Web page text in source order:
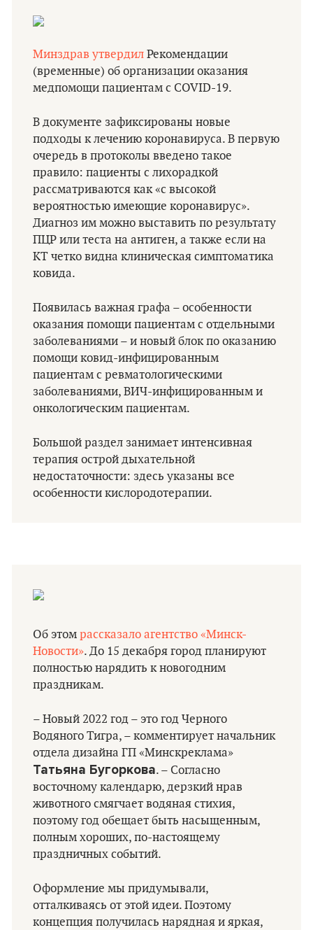
Минздрав утвердил Рекомендации
(временные) об организации оказания
медпомощи пациентам с COVID-19.
В документе зафиксированы новые
подходы к лечению коронавируса. В первую
очередь в протоколы введено такое
правило: пациенты с лихорадкой
рассматриваются как «с высокой
вероятностью имеющие коронавирус».
Диагноз им можно выставить по результату
ПЦР или теста на антиген, а также если на
КТ четко видна клиническая симптоматика
ковида.
Появилась важная графа – особенности
оказания помощи пациентам с отдельными
заболеваниями – и новый блок по оказанию
помощи ковид-инфицированным
пациентам с ревматологическими
заболеваниями, ВИЧ-инфицированным и
онкологическим пациентам.
Большой раздел занимает интенсивная
терапия острой дыхательной
недостаточности: здесь указаны все
особенности кислородотерапии.
Об этом рассказало агентство «Минск-
Новости». До 15 декабря город планируют
полностью нарядить к новогодним
праздникам.
– Новый 2022 год – это год Черного
Водяного Тигра, – комментирует начальник
отдела дизайна ГП «Минскреклама»
Татьяна Бугоркова. – Согласно
восточному календарю, дерзкий нрав
животного смягчает водяная стихия,
поэтому год обещает быть насыщенным,
полным хороших, по-настоящему
праздничных событий.
Оформление мы придумывали,
отталкиваясь от этой идеи. Поэтому
концепция получилась нарядная и яркая,